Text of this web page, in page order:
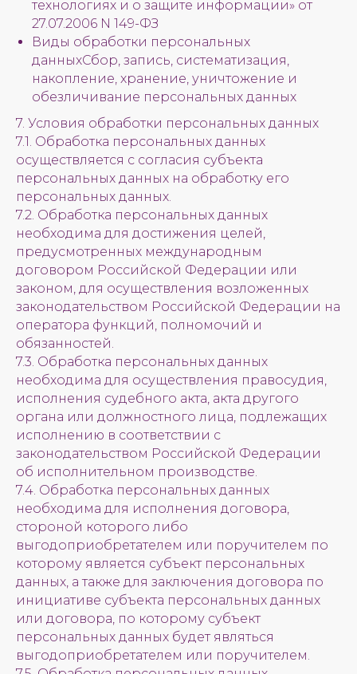
технологиях и о защите информации» от
27.07.2006 N 149-ФЗ
Виды обработки персональных
данныхСбор, запись, систематизация,
накопление, хранение, уничтожение и
обезличивание персональных данных
7. Условия обработки персональных данных
7.1. Обработка персональных данных
осуществляется с согласия субъекта
персональных данных на обработку его
персональных данных.
7.2. Обработка персональных данных
необходима для достижения целей,
предусмотренных международным
договором Российской Федерации или
законом, для осуществления возложенных
законодательством Российской Федерации на
оператора функций, полномочий и
обязанностей.
7.3. Обработка персональных данных
необходима для осуществления правосудия,
исполнения судебного акта, акта другого
органа или должностного лица, подлежащих
исполнению в соответствии с
законодательством Российской Федерации
об исполнительном производстве.
7.4. Обработка персональных данных
необходима для исполнения договора,
стороной которого либо
выгодоприобретателем или поручителем по
которому является субъект персональных
данных, а также для заключения договора по
инициативе субъекта персональных данных
или договора, по которому субъект
персональных данных будет являться
выгодоприобретателем или поручителем.